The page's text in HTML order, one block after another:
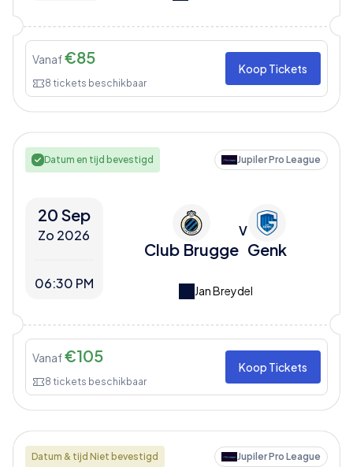
Vanaf€85
8 tickets beschikbaar
Koop Tickets
Datum en tijd bevestigd Jupiler Pro League
20 Sep
Zo 2026
06:30 PM
Club Brugge
V
Genk
Jan Breydel
Vanaf€105
8 tickets beschikbaar
Koop Tickets
Datum & tijd Niet bevestigd Jupiler Pro League